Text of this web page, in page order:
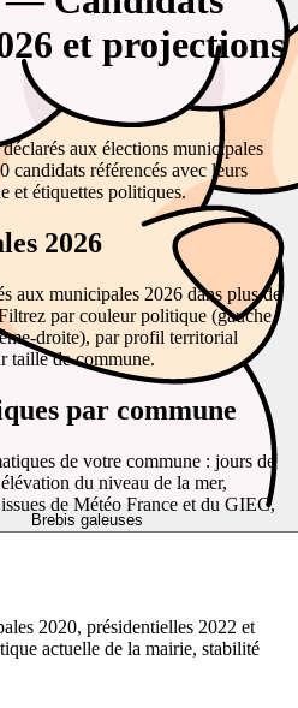
Brebis galeuses
et projections
aux élections municipales
candidats référencés avec leurs
et étiquettes politiques.
2026
aux municipales 2026 dans plus de
par couleur politique (gauche,
droite), par profil territorial
taille de commune.
par commune
de votre commune : jours de
du niveau de la mer,
de Météo France et du GIEC,
2020, présidentielles 2022 et
actuelle de la mairie, stabilité